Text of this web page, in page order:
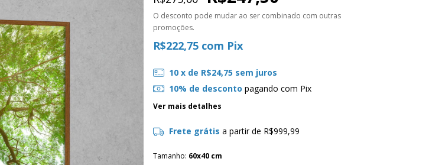
O desconto pode mudar ao ser combinado com outras
promoções.
R$222,75 com Pix
10 x de R$24,75 sem juros
10% de desconto pagando com Pix
Ver mais detalhes
Frete grátis a partir de R$999,99
Tamanho: 60x40 cm